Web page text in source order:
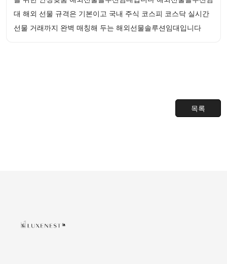
대 해외 선물 규격은 기본이고 국내 주식 코스피 코스닥 실시간
선물 거래까지 완벽 매칭해 두는 해외선물솔루션임대입니다
목록